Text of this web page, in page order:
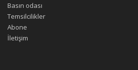
Basın odası
Temsilcilikler
Abone
İletişim